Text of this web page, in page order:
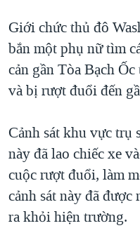
VĂN HOÁ
THỂ THAO
GIÁO DỤC
GROUND ZERO – XƯA
CHI PHÍ CHIẾN TRANH
CÁC GIÁ TRỊ CỘNG
TRỊNH VĨNH BÌNH VS.
NGƯ DÂN VIỆT VÀ
BÊN KIA QUỐC LỘ:
QUAN HỆ VIỆT MỸ
Ngôn ngữ khác
Giới chức thủ đô
bắn một phụ nữ tìm
cản gần Tòa Bạch
và bị rượt đuổi đến
Cảnh sát khu vực trụ
này đã lao chiếc xe
cuộc rượt đuổi, làm
cảnh sát này đã
ra khỏi hiện trường.